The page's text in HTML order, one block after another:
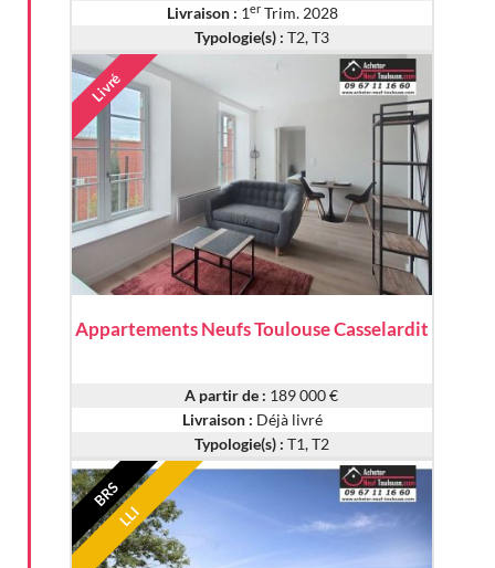
Livraison : 1erTrim. 2028
Typologie(s) : T2, T3
Livré
Appartements Neufs Toulouse Casselardit
A partir de : 189 000 €
Livraison : Déjà livré
Typologie(s) : T1, T2
BRS
LLI